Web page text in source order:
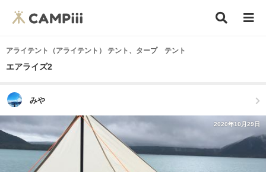
アライテント（アライテント） テント、タープ テント
エアライズ2
みや
2020年10月29日